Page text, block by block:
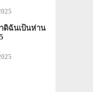
ดิฉันเป็นห่าน